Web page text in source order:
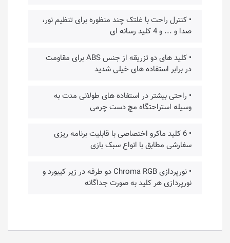
• کنترل راحت با غلتک چند منظوره برای تنظیم نور،
صدا و ... و 4 کلید رسانه ای
• کلید های دو تزریقه از جنس ABS برای مقاومت
در برابر استفاده های خیلی شدید
• راحتی بیشتر در استفاده های طولانی مدت به
وسیله استراحتگاه مچ دست چرمی
• 6 کلید ماکرو اختصاصی با قابلیت برنامه ریزی
سفارشی مطابق با انواع سبک بازی
• نورپردازی Chroma RGB دو طرفه در زیر کیبورد و
نورپردازی هر کلید به صورت جداگانه